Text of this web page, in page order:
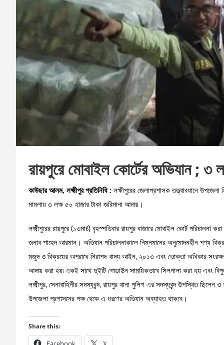
রায়পুরে মোবাইল কোর্টের অভিযান ; ৩
কাউছার আলম, লক্ষ্মীপুর প্রতিনিধি : লক্ষীপুরের জেলাপ্রশাসক তত্ত্বাবধানে উপজেলা
মামলায় ৩ লক্ষ ৫০ হাজার টাকা জরিমানা আদায়।
লক্ষ্মীপুরের রায়পুরে (১৩মার্চ) বৃহস্পতিবার রায়পুর বাজারে মোবাইল কোর্ট পরিচালনা
জনাব শাহেদ আরমান। অভিযান পরিচালনাকালে নিম্নমানের অনুমোদনহীন পণ্য
মজুদ ও বিক্রয়ের অপরাধে নিরাপদ খাদ্য আইন, ২০১৩ এবং ভোক্তা অধিকার
আদায় করা হয়৷ একই সাথে দুইটি গোডাউন সাময়িকভাবে সিলগালা করা হয় এবং
লক্ষ্মীপুর, সেনাবাহিনীর সদস্যবৃন্দ, রায়পুর থানা পুলিশ এর সদস্যবৃন্দ উপস্থিত ছিলেন
উপজেলা প্রশাসনের পক্ষ থেকে এ ধরণের অভিযান অব্যাহত থাকবে।
Share this: